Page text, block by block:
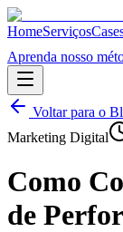
HomeServiços
Aprenda nosso
Voltar para o
Marketing Digital
Como
de